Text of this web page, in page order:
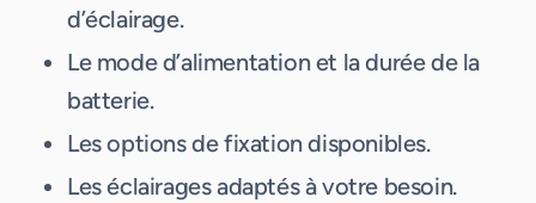
d’éclairage.
Le mode d’alimentation et la durée de la
batterie.
Les options de fixation disponibles.
Les éclairages adaptés à votre besoin.